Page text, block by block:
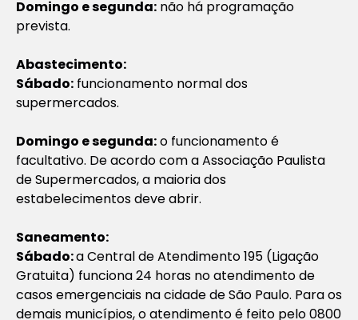
Domingo e segunda: não há programação
prevista.
Abastecimento:
Sábado: funcionamento normal dos
supermercados.
Domingo e segunda:o funcionamento é
facultativo. De acordo com a Associação Paulista
de Supermercados, a maioria dos
estabelecimentos deve abrir.
Saneamento:
Sábado:a Central de Atendimento 195 (Ligação
Gratuita) funciona 24 horas no atendimento de
casos emergenciais na cidade de São Paulo. Para os
demais municípios, o atendimento é feito pelo 0800